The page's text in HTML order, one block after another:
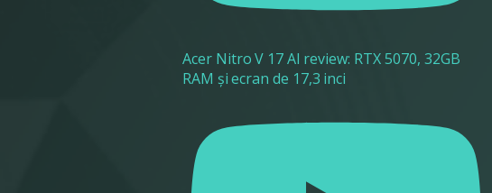
Acer Nitro V 17 AI review: RTX 5070, 32GB
RAM și ecran de 17,3 inci